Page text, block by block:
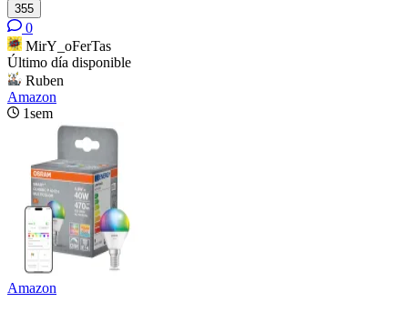
355
0
MirY_oFerTas
Último día disponible
Ruben
Amazon
1sem
Amazon